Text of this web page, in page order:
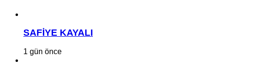
SAFİYE KAYALI
1 gün önce